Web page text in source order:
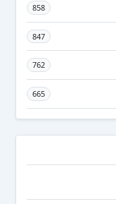
858
847
762
665